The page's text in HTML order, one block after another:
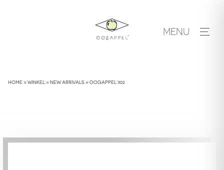
MENU
HOME»WINKEL »NEW ARRIVALS»OOGAPPEL 302